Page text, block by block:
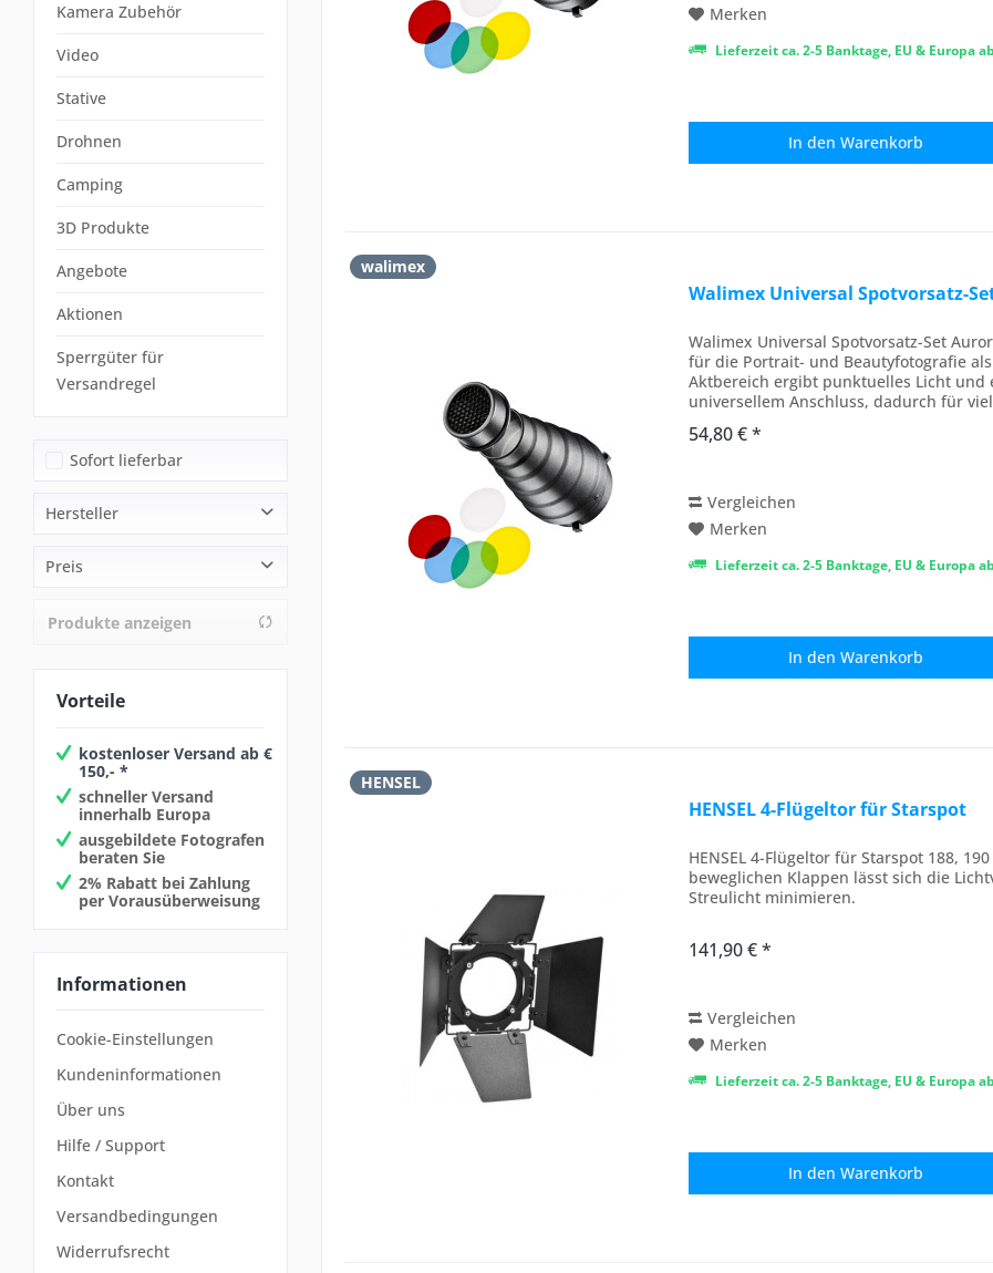
Kamera Zubehör
Video
Stative
Drohnen
Camping
3D Produkte
Angebote
Aktionen
Sperrgüter für
Versandregel
Sofort lieferbar
Hersteller
HENSEL
Preis
bis
Produkte anzeigen
Vorteile
kostenloser Versand ab €
150,- *
schneller Versand
innerhalb Europa
ausgebildete Fotografen
beraten Sie
2% Rabatt bei Zahlung
per Vorausüberweisung
Informationen
Cookie-Einstellungen
Kundeninformationen
Über uns
Hilfe / Support
Kontakt
Versandbedingungen
Widerrufsrecht
Merken
Lieferzeit ca. 2-5 Banktage, EU & Europa
In den Warenkorb
walimex
Walimex Universal Spotvorsatz-
Walimex Universal Spotvorsatz-Set
für die Portrait- und Beautyfotografie
Aktbereich ergibt punktuelles Licht und
universellem Anschluss, dadurch für
54,80 € *
Vergleichen
Merken
Lieferzeit ca. 2-5 Banktage, EU & Europa
In den Warenkorb
HENSEL
HENSEL 4-Flügeltor für Starspot
HENSEL 4-Flügeltor für Starspot 188,
beweglichen Klappen lässt sich die
Streulicht minimieren.
141,90 € *
Vergleichen
Merken
Lieferzeit ca. 2-5 Banktage, EU & Europa
In den Warenkorb